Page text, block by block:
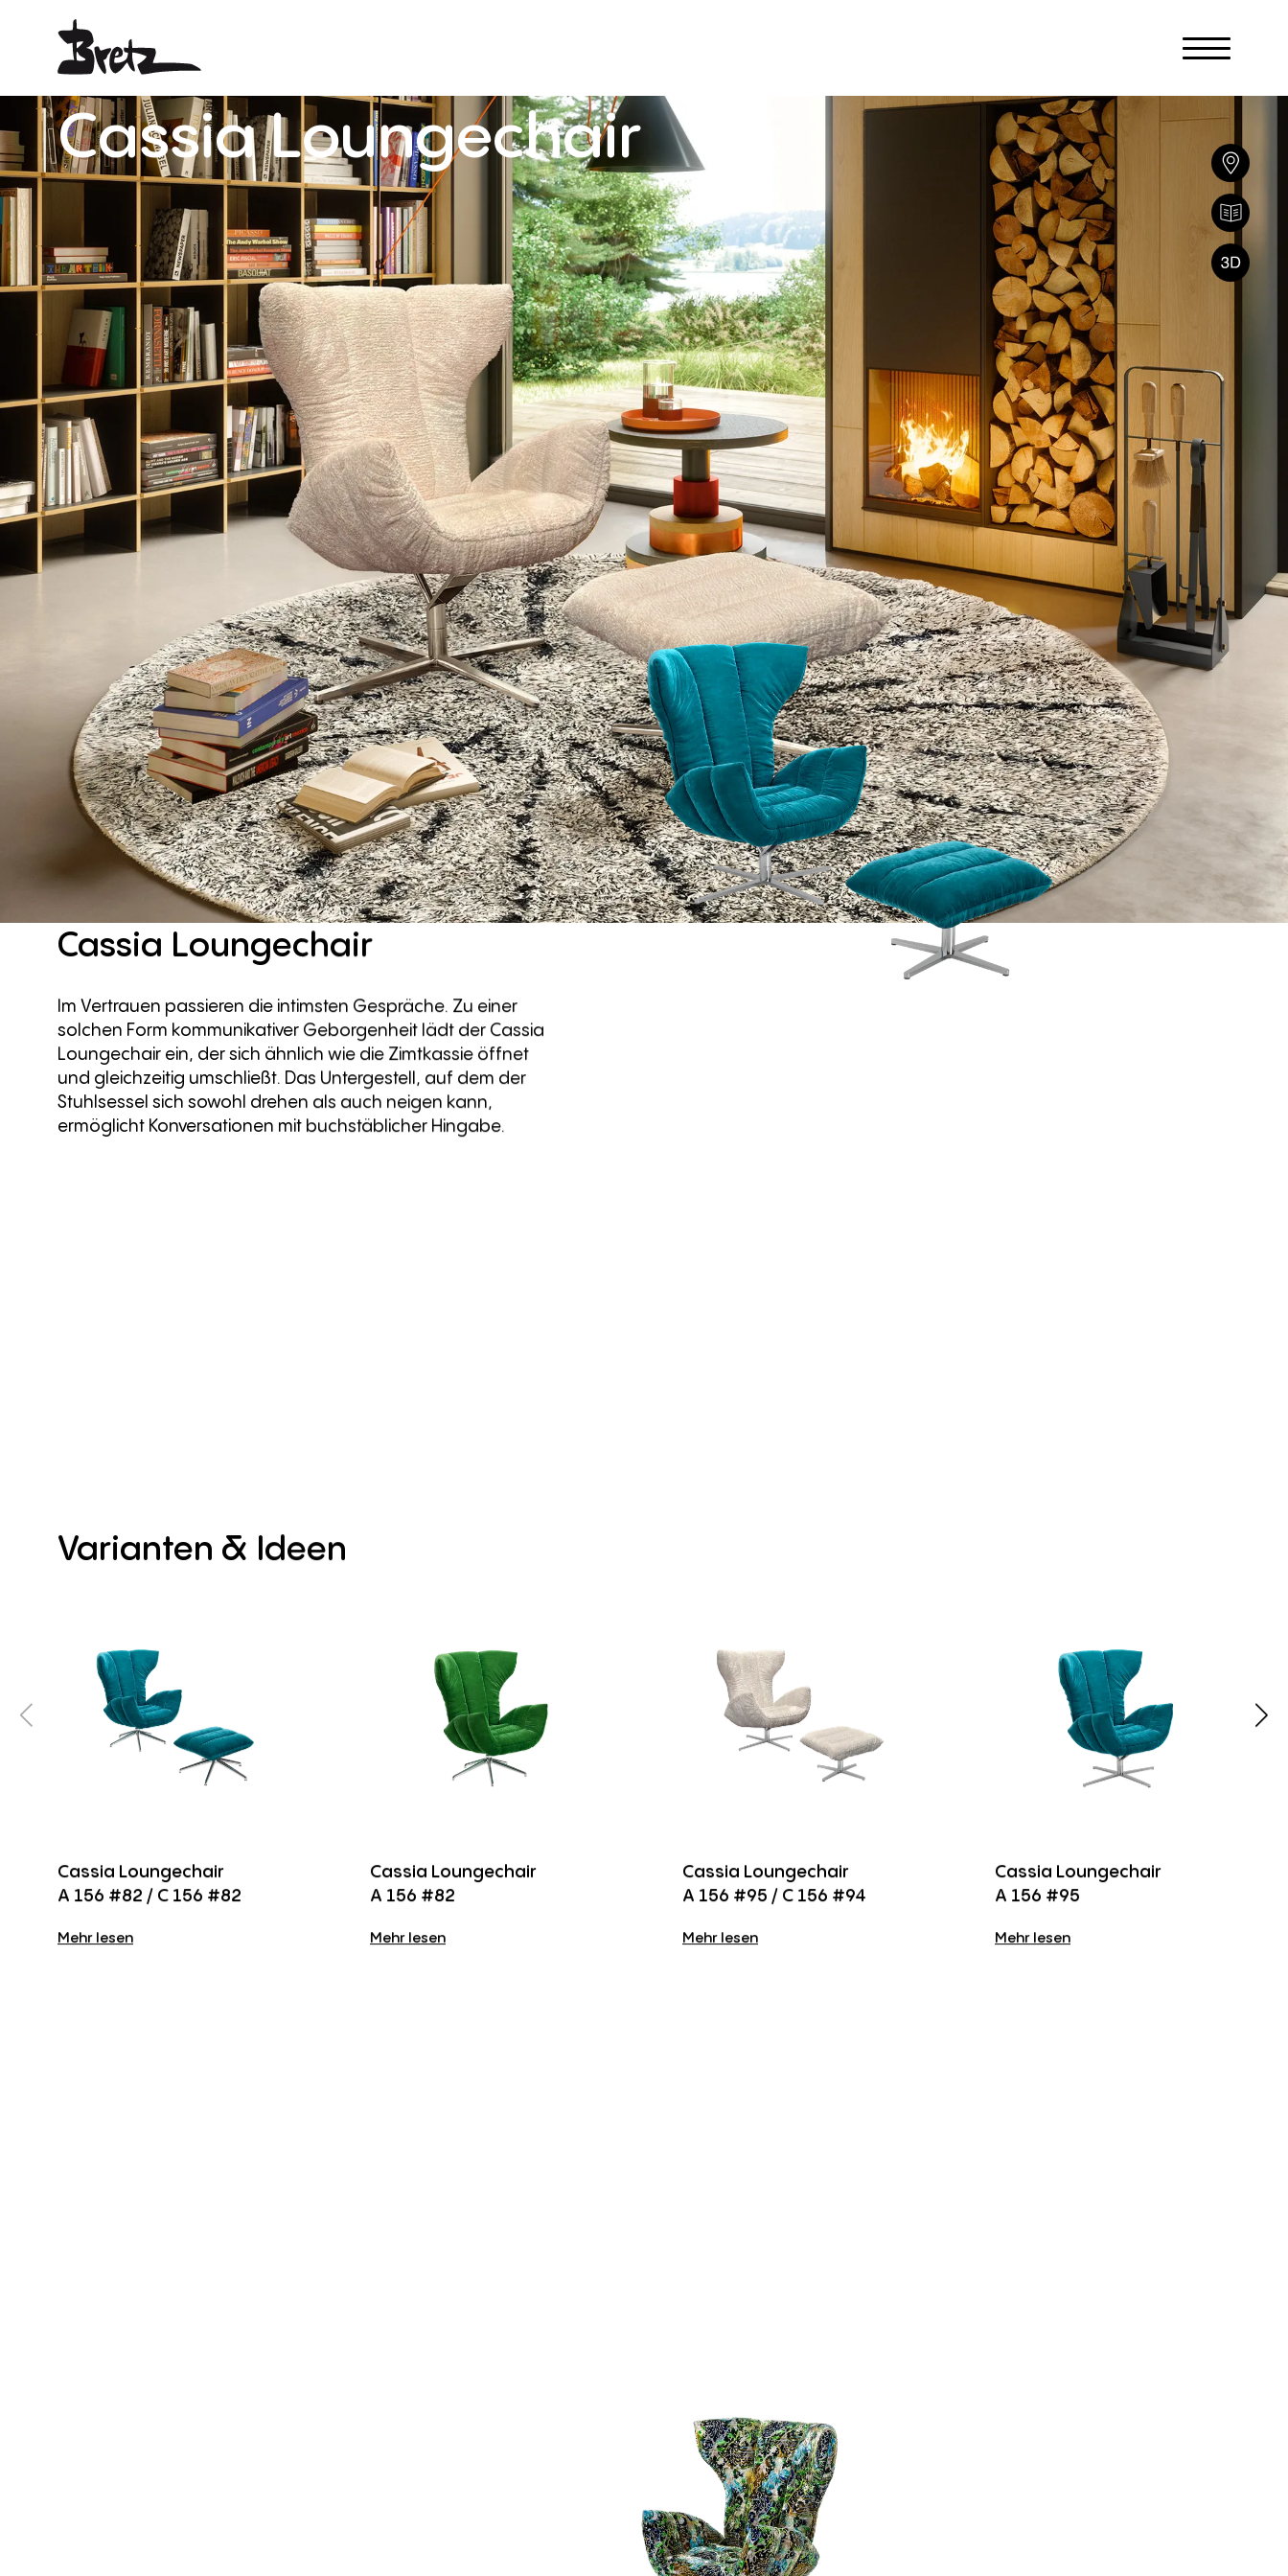
CassiaLoungechair
Cassia Loungechair
Im Vertrauen passieren die intimsten Gespräche. Zu einer
solchen Form kommunikativer Geborgenheit lädt der Cassia
Loungechair ein, der sich ähnlich wie die Zimtkassie öffnet
und gleichzeitig umschließt. Das Untergestell, auf dem der
Stuhlsessel sich sowohl drehen als auch neigen kann,
ermöglicht Konversationen mit buchstäblicher Hingabe.
Varianten & Ideen
Cassia Loungechair
A 156 #82 / C 156 #82
Mehr lesen
Cassia Loungechair
A 156 #82
Mehr lesen
Cassia Loungechair
A 156 #95 / C 156 #94
Mehr lesen
Cassia Loungechair
A 156 #95
Mehr lesen